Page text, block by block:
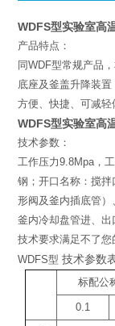
WDFS型实验室高
产品特点：
同WDF型常规产品
底座及釜盖升降装
方便、快捷、可减轻
WDFS型实验室高
技术参数：
工作压力9.8Mpa，
钢；开口名称：搅
形阀及釜内插底管）
釜内冷却盘管进、
技术要求满足不了您
WDFS型技术参数
标配公
0.1